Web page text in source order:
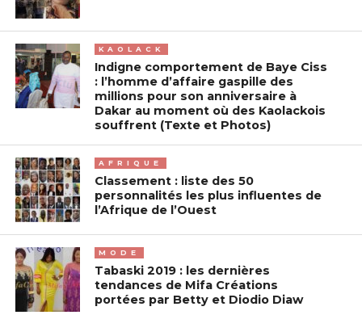
KAOLACK
Indigne comportement de Baye Ciss
: l’homme d’affaire gaspille des
millions pour son anniversaire à
Dakar au moment où des Kaolackois
souffrent (Texte et Photos)
AFRIQUE
Classement : liste des 50
personnalités les plus influentes de
l’Afrique de l’Ouest
MODE
Tabaski 2019 : les dernières
tendances de Mifa Créations
portées par Betty et Diodio Diaw